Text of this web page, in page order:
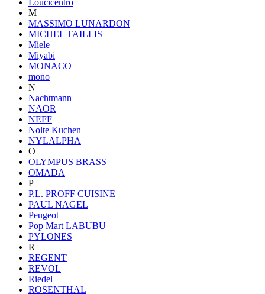
M
MASSIMO LUNARDON
MICHEL TAILLIS
Miele
Miyabi
MONACO
mono
N
Nachtmann
NAOR
NEFF
Nolte Kuchen
NYLALPHA
O
OLYMPUS BRASS
OMADA
P
P.L. PROFF CUISINE
PAUL NAGEL
Peugeot
Pop Mart LABUBU
PYLONES
R
REGENT
REVOL
Riedel
ROSENTHAL